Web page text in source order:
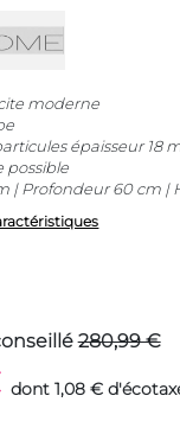
moderne
épaisseur 18
possible
| Profondeur 60 cm |
280,99 €
dont 1,08 €